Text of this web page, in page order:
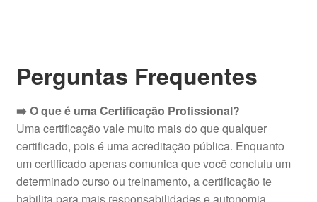
Perguntas Frequentes
➡️ O que é uma Certificação Profissional?
Uma certificação vale muito mais do que qualquer
certificado, pois é uma acreditação pública. Enquanto
um certificado apenas comunica que você concluiu um
determinado curso ou treinamento, a certificação te
habilita para mais responsabilidades e autonomia.